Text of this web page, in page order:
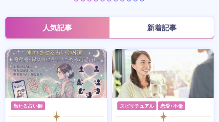
人気記事 新着記事
当たる占い師 スピリチュアル 恋愛・不倫